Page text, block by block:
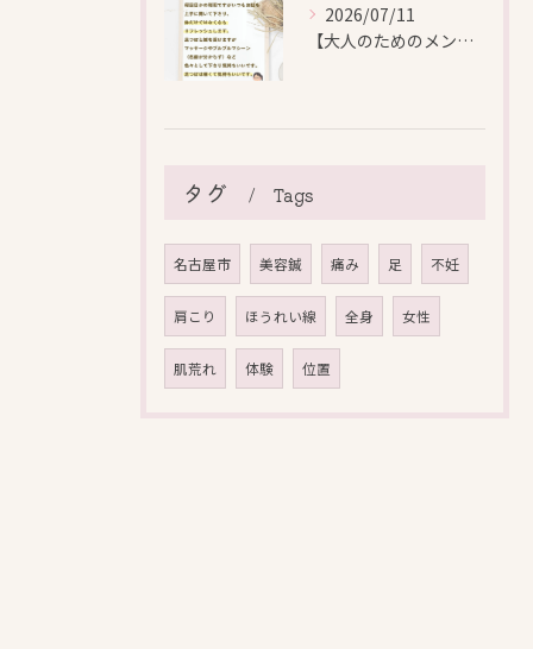
2026/07/11
【大人のためのメンテナンス鍼灸】
タグ Tags
名古屋市 美容鍼 痛み 足 不妊
肩こり ほうれい線 全身 女性
肌荒れ 体験 位置